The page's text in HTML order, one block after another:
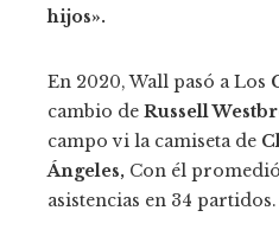
hijos».
En 2020, Wall pasó a Los
cambio de Russell
campo vi la camiseta de
Ángeles, Con él promedió
asistencias en 34 partidos.